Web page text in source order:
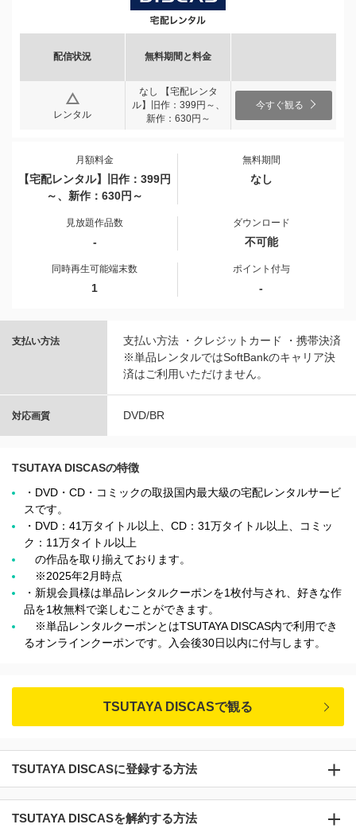
配信状況 無料期間と料金
レンタル
なし 【宅配レンタ
ル】旧作：399円～、
新作：630円～
今すぐ観る
月額料金
【宅配レンタル】旧作：399円
～、新作：630円～
無料期間
なし
見放題作品数
-
ダウンロード
不可能
同時再生可能端末数
1
ポイント付与
-
支払い方法
支払い方法 ・クレジットカード ・携帯決済
※単品レンタルではSoftBankのキャリア決
済はご利用いただけません。
対応画質 DVD/BR
TSUTAYA DISCASの特徴
・DVD・CD・コミックの取扱国内最大級の宅配レンタルサービ
スです。
・DVD：41万タイトル以上、CD：31万タイトル以上、コミッ
ク：11万タイトル以上
の作品を取り揃えております。
※2025年2月時点
・新規会員様は単品レンタルクーポンを1枚付与され、好きな作
品を1枚無料で楽しむことができます。
※単品レンタルクーポンとはTSUTAYA DISCAS内で利用でき
るオンラインクーポンです。入会後30日以内に付与します。
TSUTAYA DISCASで観る
TSUTAYA DISCASに登録する方法
TSUTAYA DISCASを解約する方法